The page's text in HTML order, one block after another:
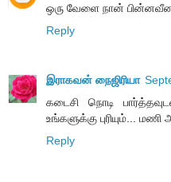
ஒரு வேளை நான்
Reply
இராகவன் நைஜிரியா
கடைசி நொடி
உங்களுக்கு புரியும்...
Reply